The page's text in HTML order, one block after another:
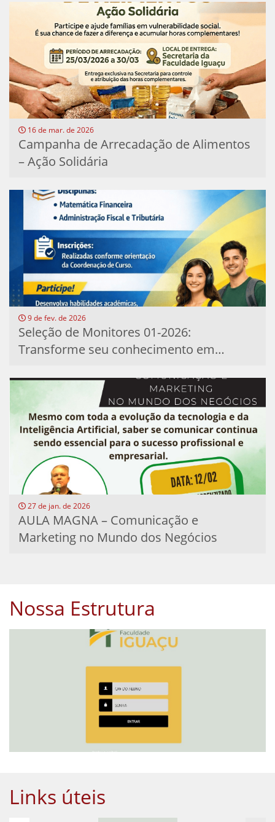
16 de mar. de 2026
Campanha de Arrecadação de Alimentos
– Ação Solidária
9 de fev. de 2026
Seleção de Monitores 01-2026:
Transforme seu conhecimento em
27 de jan. de 2026
AULA MAGNA – Comunicação e
Marketing no Mundo dos Negócios
Nossa Estrutura
Links úteis